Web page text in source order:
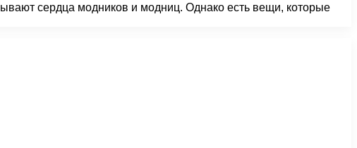
сердца модников и модниц. Однако есть вещи, которые